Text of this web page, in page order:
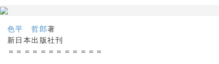
色平 哲郎著
新日本出版社刊
＝＝＝＝＝＝＝＝＝＝＝＝